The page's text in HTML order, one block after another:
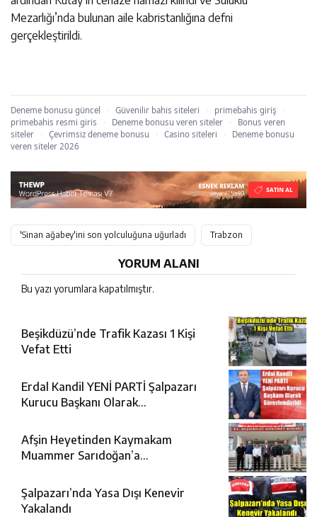
Mezarlığı’nda bulunan aile kabristanlığına defni
gerçekleştirildi.
Deneme bonusu güncel · Güvenilir bahis siteleri · primebahis giriş
·
primebahis resmi giris
· Deneme bonusu veren siteler ·
Bonus veren
siteler
· Çevrimsiz deneme bonusu · Casino siteleri ·
Deneme bonusu
veren siteler 2026
'Sinan ağabey'ini son yolculuğuna uğurladı Trabzon
YORUM ALANI
Bu yazı yorumlara kapatılmıştır.
Beşikdüzü’nde Trafik Kazası 1 Kişi
Vefat Etti
Erdal Kandil YENİ PARTİ Şalpazarı
Kurucu Başkanı Olarak
Afşin Heyetinden Kaymakam
Muammer Sarıdoğan’a
Şalpazarı’nda Yasa Dışı Kenevir
Yakalandı